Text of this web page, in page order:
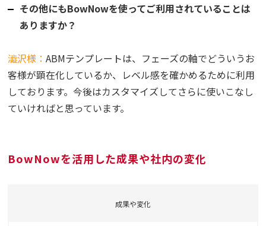
その他にもBowNowを使ってご利用されていることは
ありますか？
澁沢様：ABMテンプレートは、フェーズの軸でどういうお
客様が顕在化しているか、レベル感を確かめるために利用
しております。今後はカスタマイズしてさらに使いこなし
ていければと思っています。
BowNowを活用した成果や社内の変化
成果や変化